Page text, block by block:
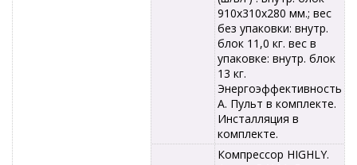
910x310x280 мм.; вес
без упаковки: внутр.
блок 11,0 кг. вес в
упаковке: внутр. блок
13 кг.
Энергоэффективность
А. Пульт в комплекте.
Инсталляция в
комплекте.
Компрессор HIGHLY.